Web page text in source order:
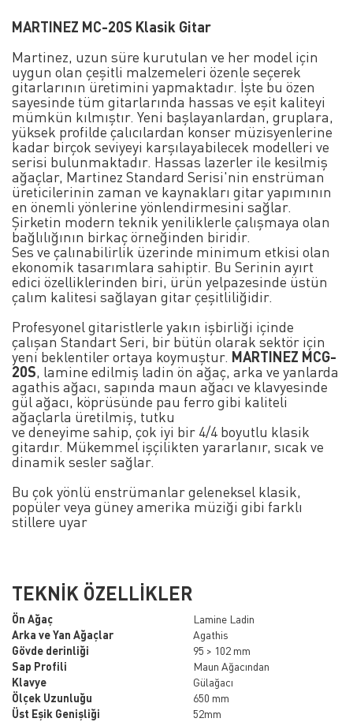
MARTINEZ MC-20S Klasik Gitar
Martinez, uzun süre kurutulan ve her model için
uygun olan çeşitli malzemeleri özenle seçerek
gitarlarının üretimini yapmaktadır. İşte bu özen
sayesinde tüm gitarlarında hassas ve eşit kaliteyi
mümkün kılmıştır. Yeni başlayanlardan, gruplara,
yüksek profilde çalıcılardan konser müzisyenlerine
kadar birçok seviyeyi karşılayabilecek modelleri ve
serisi bulunmaktadır. Hassas lazerler ile kesilmiş
ağaçlar, Martinez Standard Serisi'nin enstrüman
üreticilerinin zaman ve kaynakları gitar yapımının
en önemli yönlerine yönlendirmesini sağlar.
Şirketin modern teknik yeniliklerle çalışmaya olan
bağlılığının birkaç örneğinden biridir.
Ses ve çalınabilirlik üzerinde minimum etkisi olan
ekonomik tasarımlara sahiptir. Bu Serinin ayırt
edici özelliklerinden biri, ürün yelpazesinde üstün
çalım kalitesi sağlayan gitar çeşitliliğidir.
Profesyonel gitaristlerle yakın işbirliği içinde
çalışan Standart Seri, bir bütün olarak sektör için
yeni beklentiler ortaya koymuştur. MARTINEZ MCG-
20S, lamine edilmiş ladin ön ağaç, arka ve yanlarda
agathis ağacı, sapında maun ağacı ve klavyesinde
gül ağacı, köprüsünde pau ferro gibi kaliteli
ağaçlarla üretilmiş, tutku
ve deneyime sahip, çok iyi bir 4/4 boyutlu klasik
gitardır. Mükemmel işçilikten yararlanır, sıcak ve
dinamik sesler sağlar.
Bu çok yönlü enstrümanlar geleneksel klasik,
popüler veya güney amerika müziği gibi farklı
stillere uyar
TEKNİK ÖZELLİKLER
Ön Ağaç
Lamine Ladin
Arka ve Yan Ağaçlar
Agathis
Gövde derinliği
95 > 102 mm
Sap Profili
Maun Ağacından
Klavye
Gülağacı
Ölçek Uzunluğu
650 mm
Üst Eşik Genişliği
52mm